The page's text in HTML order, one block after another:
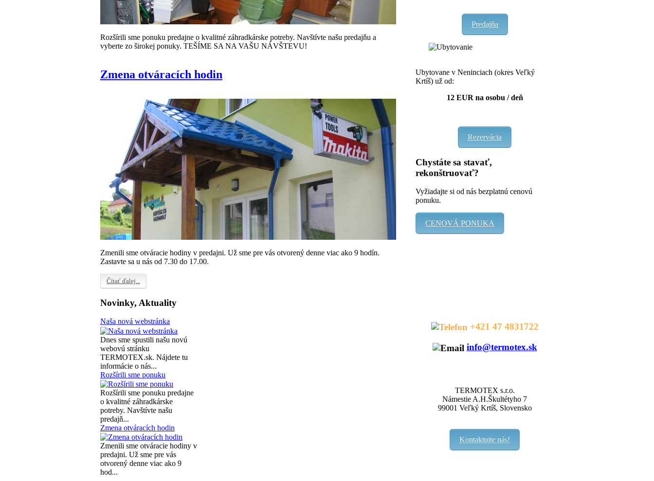
Rozšírili sme ponuku predajne o kvalitné záhradkárske potreby. Navštívte našu predajňu a
vyberte zo širokej ponuky. TEŠÍME SA NA VAŠU NÁVŠTEVU!
Zmena otváracích hodin
Zmenili sme otváracie hodiny v predajni. Už sme pre vás otvorený denne viac ako 9 hodín.
Zastavte sa u nás od 7.30 do 17.00.
Čítať ďalej...
Predajňa
Ubytovane v Neninciach (okres Veľký
Krtíš) už od:
12 EUR na osobu / deň
Rezervácia
Chystáte sa stavať,
rekonštruovať?
Vyžiadajte si od nás bezplatnú cenovú
ponuku.
CENOVÁ PONUKA
Novinky, Aktuality
Naša nová webstránka
Dnes sme spustili našu novú
webovú stránku
TERMOTEX.sk. Nájdete tu
informácie o nás...
Rozšírili sme ponuku
Rozšírili sme ponuku predajne
o kvalitné záhradkárske
potreby. Navštívte našu
predajň...
Zmena otváracích hodin
Zmenili sme otváracie hodiny v
predajni. Už sme pre vás
otvorený denne viac ako 9
hod...
+421 47 4831722
info@termotex.sk
TERMOTEX s.r.o.
Námestie A.H.Škultétyho 7
99001 Veľký Krtíš, Slovensko
Kontaktujte nás!